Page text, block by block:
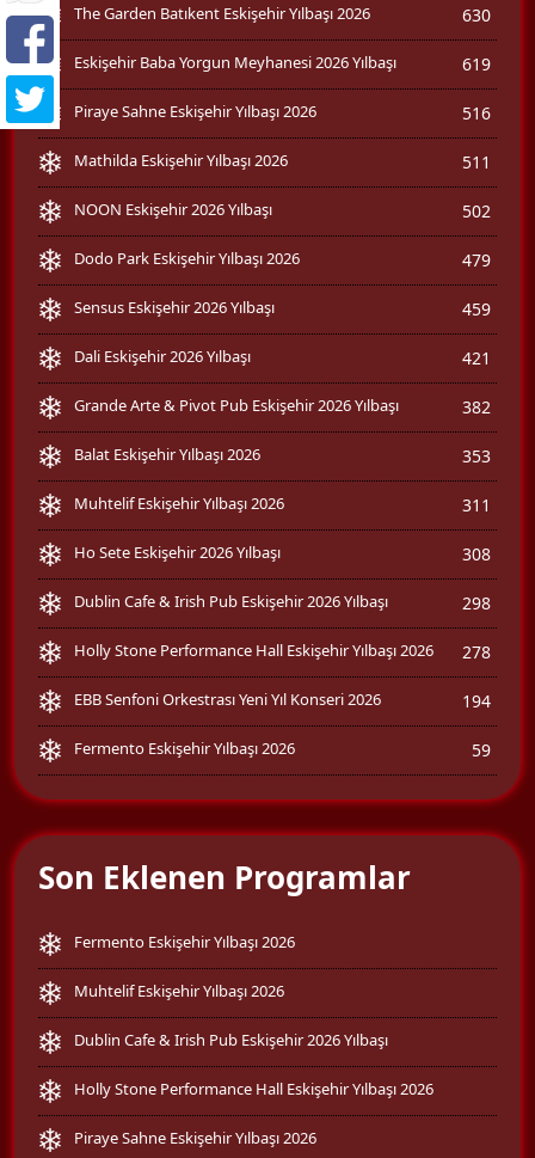
The Garden Batıkent Eskişehir Yılbaşı 2026 630
Eskişehir Baba Yorgun Meyhanesi 2026 Yılbaşı 619
Piraye Sahne Eskişehir Yılbaşı 2026 516
Mathilda Eskişehir Yılbaşı 2026 511
NOON Eskişehir 2026 Yılbaşı 502
Dodo Park Eskişehir Yılbaşı 2026 479
Sensus Eskişehir 2026 Yılbaşı 459
Dali Eskişehir 2026 Yılbaşı 421
Grande Arte & Pivot Pub Eskişehir 2026 Yılbaşı 382
Balat Eskişehir Yılbaşı 2026 353
Muhtelif Eskişehir Yılbaşı 2026 311
Ho Sete Eskişehir 2026 Yılbaşı 308
Dublin Cafe & Irish Pub Eskişehir 2026 Yılbaşı 298
Holly Stone Performance Hall Eskişehir Yılbaşı 2026 278
EBB Senfoni Orkestrası Yeni Yıl Konseri 2026 194
Fermento Eskişehir Yılbaşı 2026 59
Son Eklenen Programlar
Fermento Eskişehir Yılbaşı 2026
Muhtelif Eskişehir Yılbaşı 2026
Dublin Cafe & Irish Pub Eskişehir 2026 Yılbaşı
Holly Stone Performance Hall Eskişehir Yılbaşı 2026
Piraye Sahne Eskişehir Yılbaşı 2026